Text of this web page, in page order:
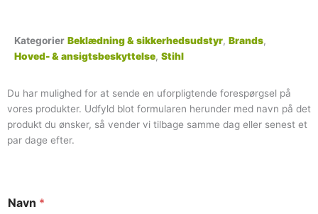
Kategorier Beklædning & sikkerhedsudstyr, Brands,
Hoved- & ansigtsbeskyttelse, Stihl
Du har mulighed for at sende en uforpligtende forespørgsel på
vores produkter. Udfyld blot formularen herunder med navn på det
produkt du ønsker, så vender vi tilbage samme dag eller senest et
par dage efter.
Navn *